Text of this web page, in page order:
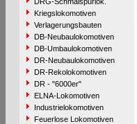
Kriegslokomotiven
Verlagerungsbauten
DB-Neubaulokomotiven
DB-Umbaulokomotiven
DR-Neubaulokomotiven
DR-Rekolokomotiven
DR - "6000er"
ELNA-Lokomotiven
Industrielokomotiven
Feuerlose Lokomotiven